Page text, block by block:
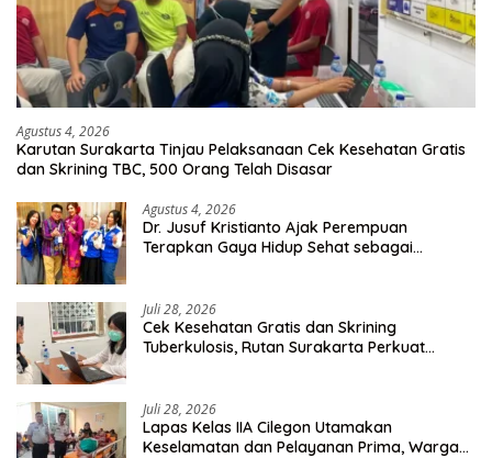
Agustus 4, 2026
Karutan Surakarta Tinjau Pelaksanaan Cek Kesehatan Gratis
dan Skrining TBC, 500 Orang Telah Disasar
Agustus 4, 2026
Dr. Jusuf Kristianto Ajak Perempuan
Terapkan Gaya Hidup Sehat sebagai
Juli 28, 2026
Cek Kesehatan Gratis dan Skrining
Tuberkulosis, Rutan Surakarta Perkuat
Juli 28, 2026
Lapas Kelas IIA Cilegon Utamakan
Keselamatan dan Pelayanan Prima, Warga